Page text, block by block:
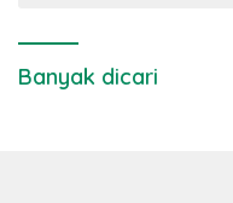
Banyak dicari